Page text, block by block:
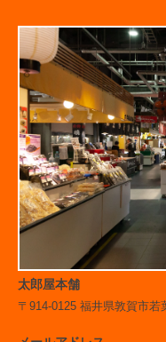
太郎屋本舗
〒914-0125 福井県敦賀市若